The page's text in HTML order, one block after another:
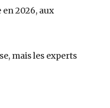
2026, aux
mais les experts